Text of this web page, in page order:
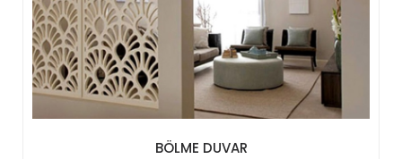
BÖLME DUVAR